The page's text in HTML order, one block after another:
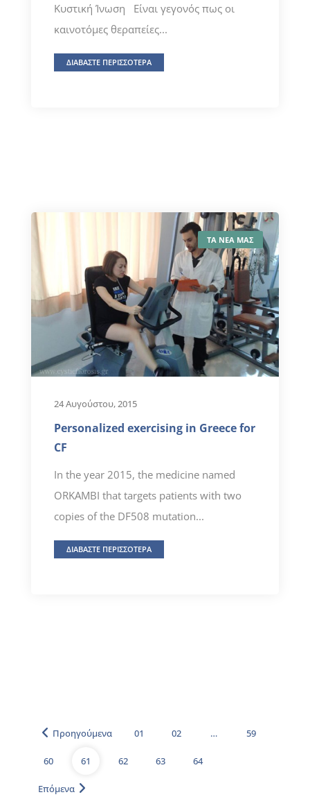
Κυστική Ίνωση Είναι γεγονός πως οι
καινοτόμες θεραπείες...
ΔΙΑΒΑΣΤΕ ΠΕΡΙΣΣΟΤΕΡΑ
ΤΑ ΝΕΑ ΜΑΣ
24 Αυγούστου, 2015
Personalized exercising in Greece for
CF
In the year 2015, the medicine named
ORKAMBI that targets patients with two
copies of the DF508 mutation...
ΔΙΑΒΑΣΤΕ ΠΕΡΙΣΣΟΤΕΡΑ
Προηγούμενα 01 02 … 59
60 61 62 63 64
Επόμενα